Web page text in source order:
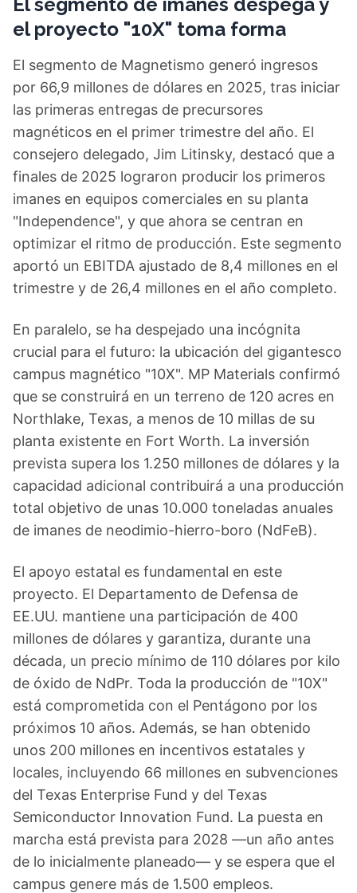
el proyecto "10X" toma forma
El segmento de Magnetismo generó ingresos
por 66,9 millones de dólares en 2025, tras iniciar
las primeras entregas de precursores
magnéticos en el primer trimestre del año. El
consejero delegado, Jim Litinsky, destacó que a
finales de 2025 lograron producir los primeros
imanes en equipos comerciales en su planta
"Independence", y que ahora se centran en
optimizar el ritmo de producción. Este segmento
aportó un EBITDA ajustado de 8,4 millones en el
trimestre y de 26,4 millones en el año completo.
En paralelo, se ha despejado una incógnita
crucial para el futuro: la ubicación del gigantesco
campus magnético "10X". MP Materials confirmó
que se construirá en un terreno de 120 acres en
Northlake, Texas, a menos de 10 millas de su
planta existente en Fort Worth. La inversión
prevista supera los 1.250 millones de dólares y la
capacidad adicional contribuirá a una producción
total objetivo de unas 10.000 toneladas anuales
de imanes de neodimio-hierro-boro (NdFeB).
El apoyo estatal es fundamental en este
proyecto. El Departamento de Defensa de
EE.UU. mantiene una participación de 400
millones de dólares y garantiza, durante una
década, un precio mínimo de 110 dólares por kilo
de óxido de NdPr. Toda la producción de "10X"
está comprometida con el Pentágono por los
próximos 10 años. Además, se han obtenido
unos 200 millones en incentivos estatales y
locales, incluyendo 66 millones en subvenciones
del Texas Enterprise Fund y del Texas
Semiconductor Innovation Fund. La puesta en
marcha está prevista para 2028 —un año antes
de lo inicialmente planeado— y se espera que el
campus genere más de 1.500 empleos.